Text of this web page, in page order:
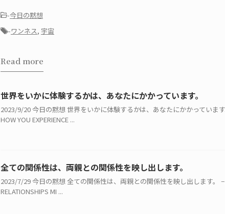
-今日の黙想
-ワンネス, 宇宙
Read more
世界をいかに体験するかは、あなたにかかっています。
2023/9/20 今日の黙想 世界をいかに体験するかは、あなたにかかっていま
HOW YOU EXPERIENCE ...
全ての関係性は、両親との関係性を映し出します。
2023/7/29 今日の黙想 全ての関係性は、両親との関係性を映し出します。
RELATIONSHIPS MI ...